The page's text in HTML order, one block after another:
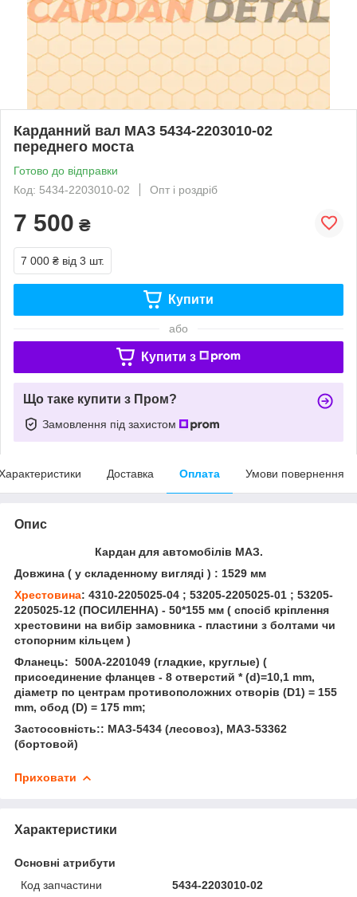
Карданний вал МАЗ 5434-2203010-02
переднего моста
Готово до відправки
Код: 5434-2203010-02
Опт і роздріб
7 500 ₴
7 000 ₴ від 3 шт.
Купити
або
Купити з
Що таке купити з Пром?
Замовлення під захистом
Доставка Оплата Умови повернення
Опис
Кардан для автомобілів МАЗ.
Довжина ( у складенному вигляді ) : 1529 мм
Хрестовина: 4310-2205025-04 ; 53205-2205025-01 ; 53205-
2205025-12 (ПОСИЛЕННА) - 50*155 мм ( спосіб кріплення
хрестовини на вибір замовника - пластини з болтами чи
стопорним кільцем )
Фланець: 500А-2201049 (гладкие, круглые) (
присоединение фланцев - 8 отверстий * (d)=10,1 mm,
діаметр по центрам противоположних отворів (D1) = 155
mm, обод (D) = 175 mm;
Застосовність:: МАЗ-5434 (лесовоз), МАЗ-53362
(бортовой)
Приховати
Характеристики
Основні атрибути
Код запчастини
5434-2203010-02